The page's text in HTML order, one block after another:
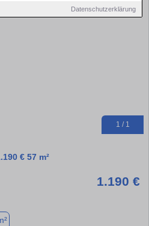
Datenschutzerklärung
1 / 1
€ 57 m²
1.190 €